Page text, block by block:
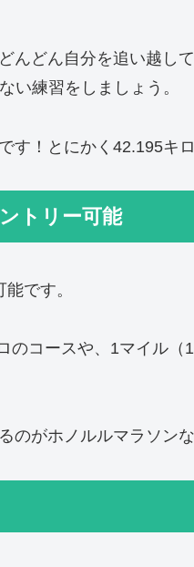
んどん自分を追い越し
い練習をしましょう。
す！とにかく42.195キ
トリー可能
です。
のコースや、1マイル
のがホノルルマラソンな